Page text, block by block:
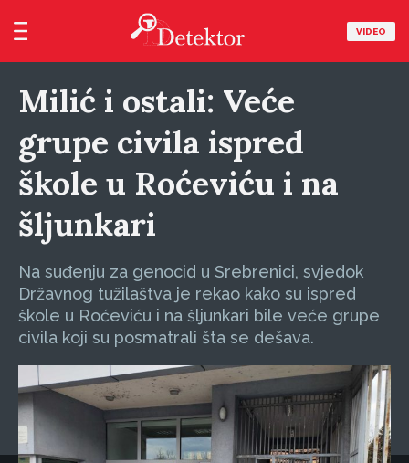
VIDEO
Milić i ostali: Veće
grupe civila ispred
škole u Roćeviću i na
šljunkari
Na suđenju za genocid u Srebrenici, svjedok
Državnog tužilaštva je rekao kako su ispred
škole u Roćeviću i na šljunkari bile veće grupe
civila koji su posmatrali šta se dešava.